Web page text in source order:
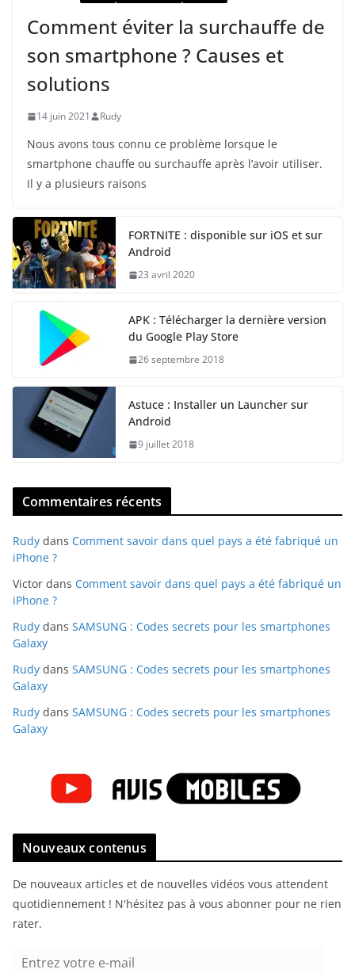
Comment éviter la surchauffe de
son smartphone ? Causes et
solutions
14 juin 2021 Rudy
Nous avons tous connu ce problème lorsque le
smartphone chauffe ou surchauffe après l’avoir utiliser.
Il y a plusieurs raisons
FORTNITE : disponible sur iOS et sur
Android
23 avril 2020
APK : Télécharger la dernière version
du Google Play Store
26 septembre 2018
Astuce : Installer un Launcher sur
Android
9 juillet 2018
Commentaires récents
Rudy dans Comment savoir dans quel pays a été fabriqué un
iPhone ?
Victor dans Comment savoir dans quel pays a été fabriqué un
iPhone ?
Rudy dans SAMSUNG : Codes secrets pour les smartphones
Galaxy
Rudy dans SAMSUNG : Codes secrets pour les smartphones
Galaxy
Rudy dans SAMSUNG : Codes secrets pour les smartphones
Galaxy
Nouveaux contenus
De nouveaux articles et de nouvelles vidéos vous attendent
quotidiennement ! N'hésitez pas à vous abonner pour ne rien
rater.